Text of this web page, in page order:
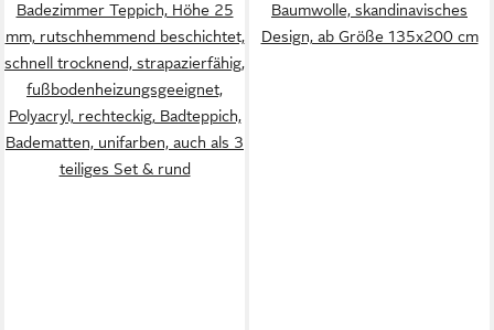
Badezimmer Teppich, Höhe 25
mm, rutschhemmend beschichtet,
schnell trocknend, strapazierfähig,
fußbodenheizungsgeeignet,
Polyacryl, rechteckig, Badteppich,
Badematten, unifarben, auch als 3
teiliges Set & rund
Baumwolle, skandinavisches
Design, ab Größe 135x200 cm